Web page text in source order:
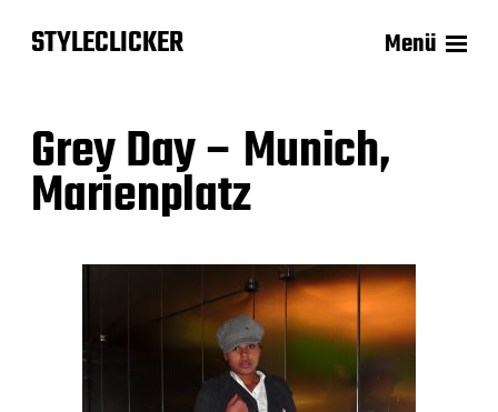
STYLECLICKER Menü
Grey Day – Munich,
Marienplatz